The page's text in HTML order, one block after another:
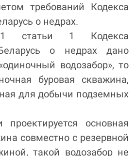
требований Кодекса
о недрах.
статьи 1 Кодекса
о недрах дано
водозабор», то
буровая скважина,
для добычи подземных
проектируется основная
совместно с резервной
такой водозабор не